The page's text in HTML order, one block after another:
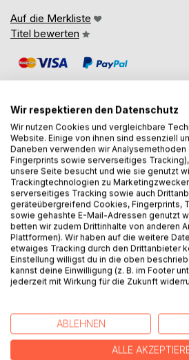
Auf die Merkliste
Titel bewerten
BESCHREIBUNG
Det som skjer i dag er veldig
folk kun er ute etter å berike seg
andre? Det skal også være en
ikke alltid bare kriger og andre
AUTOR/IN
REZENSIONEN
Wir respektieren den Datenschutz
Wir nutzen Cookies und vergleichbare
Website. Einige von ihnen sind essenziell
Daneben verwenden wir Analysemethoden
Fingerprints sowie serverseitiges
unsere Seite besucht und wie sie genutzt
Trackingtechnologien zu
serverseitiges Tracking sowie auch
geräteübergreifend Cookies, Fingerprints,
sowie gehashte E-Mail-Adressen genutzt
betten wir zudem Drittinhalte von anderen
Plattformen). Wir haben auf die weitere
etwaiges Tracking durch den Drittanbieter
Einstellung willigst du in die oben
kannst deine Einwilligung (z. B. im Footer
jederzeit mit Wirkung für die Zukunft
ABLEHNEN
ALLE